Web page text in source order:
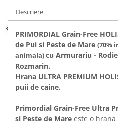
Jucarii Pisici
Genti, Custi Transport
Castroane, Boluri si Accesorii
Antiparazitare
Solutii educative si antistres
Lese, zgarzi si hamuri
Descriere
PRIMORDIAL Grain-Free
de Pui si Peste de Mare (70%
animala)cu Armurariu -
Rozmarin.
Hrana ULTRA PREMIUM
puii de caine.
Primordial Grain-Free Ultra
si Peste de Mare este o